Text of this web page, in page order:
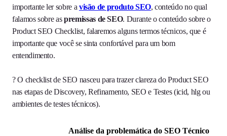
importante ler sobre a visão de produto SEO, conteúdo no qual
falamos sobre aspremissas de SEO. Durante o conteúdo sobre o
Product SEO Checklist, falaremos alguns termos técnicos, que é
importante que você se sinta confortável para um bom
entendimento.
? O checklist de SEO nasceu para trazer clareza do Product SEO
nas etapas de Discovery, Refinamento, SEO e Testes (icid, hlg ou
ambientes de testes técnicos).
Análise da problemática do SEO Técnico